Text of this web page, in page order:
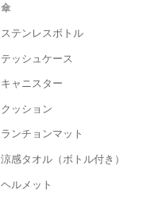
傘
ステンレスボトル
テッシュケース
キャニスター
クッション
ランチョンマット
涼感タオル（ボトル付き）
ヘルメット